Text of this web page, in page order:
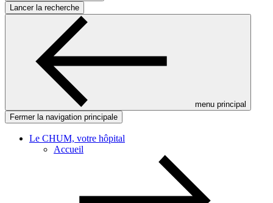
Lancer la recherche
menu principal
Fermer la navigation principale
Le CHUM, votre hôpital
Accueil